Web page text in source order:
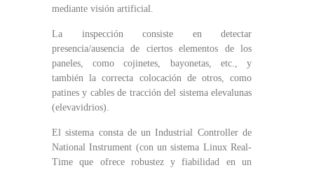
mediante visión artificial.
La inspección consiste en detectar
presencia/ausencia de ciertos elementos de los
paneles, como cojinetes, bayonetas, etc., y
también la correcta colocación de otros, como
patines y cables de tracción del sistema elevalunas
(elevavidrios).
El sistema consta de un Industrial Controller de
National Instrument (con un sistema Linux Real-
Time que ofrece robustez y fiabilidad en un